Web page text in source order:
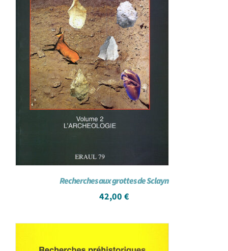
Recherches aux grottes de Sclayn
42,00 €